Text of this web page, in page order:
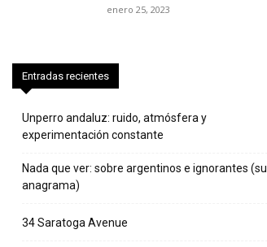
enero 25, 2023
Entradas recientes
Unperro andaluz: ruido, atmósfera y
experimentación constante
Nada que ver: sobre argentinos e ignorantes (su
anagrama)
34 Saratoga Avenue